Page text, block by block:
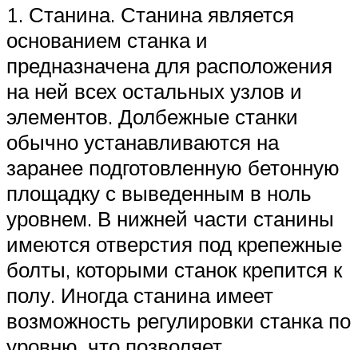
1. Станина. Станина является
основанием станка и
предназначена для расположения
на ней всех остальных узлов и
элементов. Долбежные станки
обычно устанавливаются на
заранее подготовленную бетонную
площадку с выведенным в ноль
уровнем. В нижней части станины
имеются отверстия под крепежные
болты, которыми станок крепится к
полу. Иногда станина имеет
возможность регулировки станка по